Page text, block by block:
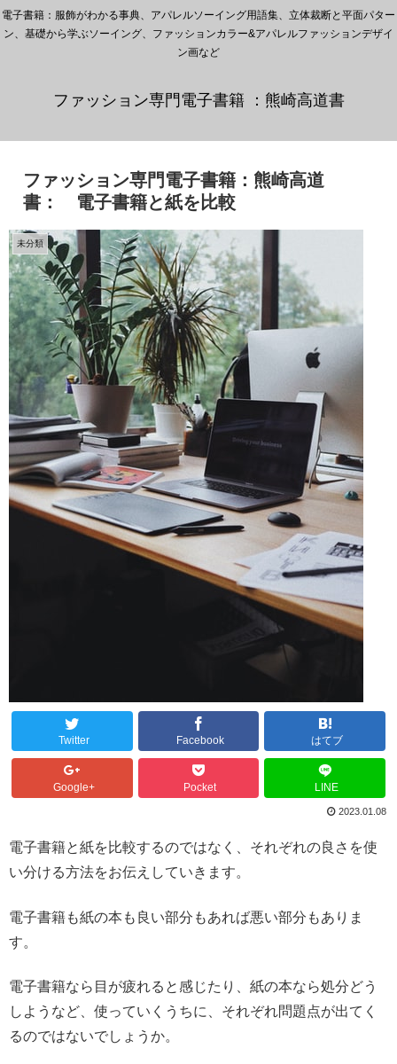
電子書籍：服飾がわかる事典、アパレルソーイング用語集、立体裁断と平面パター
ン、基礎から学ぶソーイング、ファッションカラー&アパレルファッションデザイ
ン画など
ファッション専門電子書籍 ：熊崎高道書
ファッション専門電子書籍：熊崎高道
書： 電子書籍と紙を比較
未分類
Twitter Facebook はてブ
Google+ Pocket LINE
2023.01.08
電子書籍と紙を比較するのではなく、それぞれの良さを使
い分ける方法をお伝えしていきます。
電子書籍も紙の本も良い部分もあれば悪い部分もありま
す。
電子書籍なら目が疲れると感じたり、紙の本なら処分どう
しようなど、使っていくうちに、それぞれ問題点が出てく
るのではないでしょうか。